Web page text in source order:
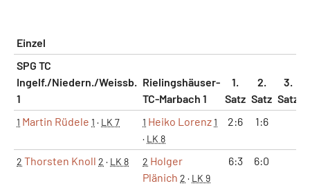
Einzel
SPG TC
Ingelf./Niedern./Weissb.
1
Rielingshäuser-
TC-Marbach 1
1.
Satz
2.
Satz
3.
Satz
1 Martin Rüdele 1 · LK 7 1 Heiko Lorenz1
· LK 8
2:6 1:6
2 Thorsten Knoll 2 · LK 8 2 Holger
Plänich 2 · LK 9
6:3 6:0